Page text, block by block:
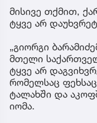
მისივე თქმით,
ტყვე არ
„გიორგი
მთელი
ტყვე არ
რომელსაც
ტალახში და
იომა.